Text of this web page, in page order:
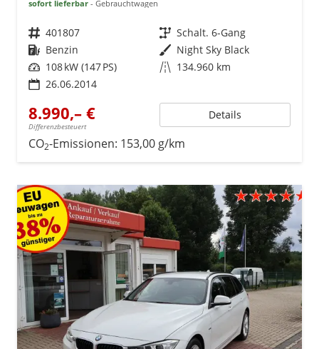
sofort lieferbar Gebrauchtwagen
Fahrzeugnr. 401807 Getriebe Schalt. 6-Gang
Kraftstoff Benzin Außenfarbe Night Sky Black
Leistung 108 kW (147 PS) Kilometerstand 134.960 km
26.06.2014
8.990,– €
Differenzbesteuert
Details
CO2-Emissionen: 153,00 g/km